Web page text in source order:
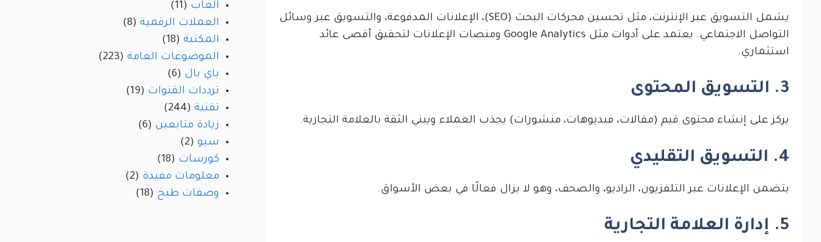
يشمل التسويق عبر الإنترنت، مثل تحسين محركات البحث (SEO)، الإعلانات المدفوعة، والتسويق عبر وسائل
التواصل الاجتماعي. يعتمد على أدوات مثل Google Analytics ومنصات الإعلانات لتحقيق أقصى عائد
استثماري.
3. التسويق المحتوى
يركز على إنشاء محتوى قيم (مقالات، فيديوهات، منشورات) يجذب العملاء ويبني الثقة بالعلامة التجارية.
4. التسويق التقليدي
يتضمن الإعلانات عبر التلفزيون، الراديو، والصحف، وهو لا يزال فعالًا في بعض الأسواق.
5. إدارة العلامة التجارية
العاب (11)
العملات الرقمية (8)
المكتبة (18)
الموضوعات العامة (223)
باي بال (6)
ترددات القنوات (19)
تقنية (244)
زيادة متابعين (6)
سيو (2)
كورسات (18)
معلومات مفيدة (2)
وصفات طبخ (18)